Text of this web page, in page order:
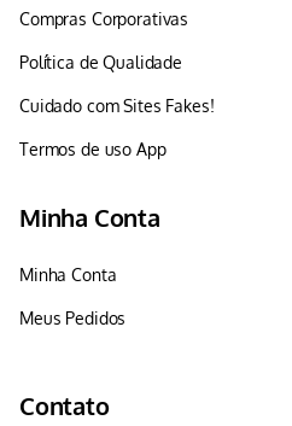
Compras Corporativas
Política de Qualidade
Cuidado com Sites Fakes!
Termos de uso App
Minha Conta
Minha Conta
Meus Pedidos
Contato